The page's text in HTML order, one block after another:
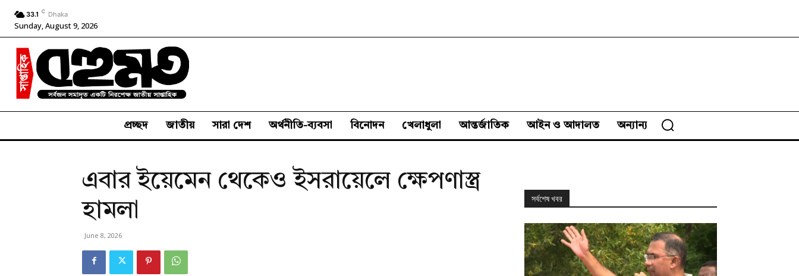
33.1 C Dhaka
Sunday, August 9, 2026
প্রচ্ছদ জাতীয় সারা দেশ অর্থনীতি-ব্যবসা বিনোদন খেলাধুলা আন্তর্জাতিক আইন ও আদালত অন্যান্য
এবার ইয়েমেন থেকেও ইসরায়েলে ক্ষেপণাস্ত্র
হামলা
June 8, 2026
সর্বশেষ খবর